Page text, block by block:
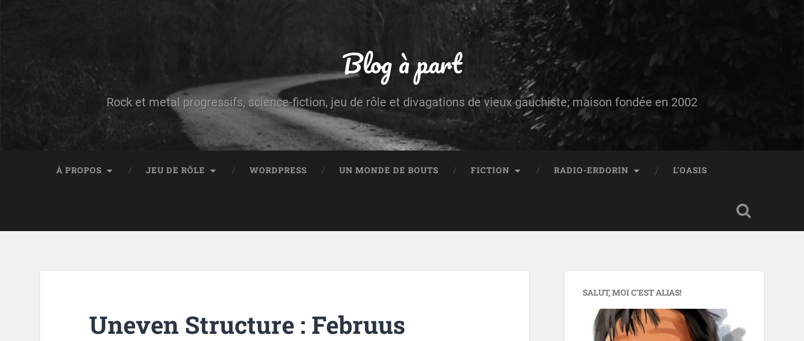
Blog à part
Rock et metal progressifs, science-fiction, jeu de rôle et divagations de vieux gauchiste; maison fondée en 2002
À PROPOS JEU DE RÔLE WORDPRESS UN MONDE DE BOUTS FICTION RADIO-ERDORIN L’OASIS
Uneven Structure : Februus
SALUT, MOI C’EST ALIAS!